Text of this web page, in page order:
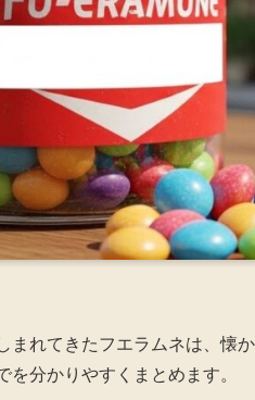
まれてきたフエラムネは、懐
を分かりやすくまとめます。